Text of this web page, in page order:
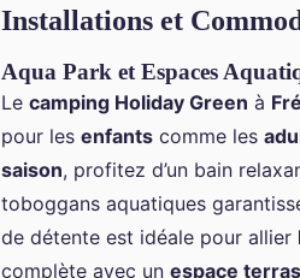
Installations et
Aqua Park et Espaces
Le camping Holiday Green à
pour les enfants comme les
saison, profitez d’un bain
toboggans aquatiques
de détente est idéale pour allier
complète avec un espace